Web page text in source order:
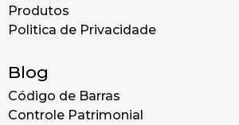
Produtos
Politica de Privacidade
Blog
Código de Barras
Controle Patrimonial